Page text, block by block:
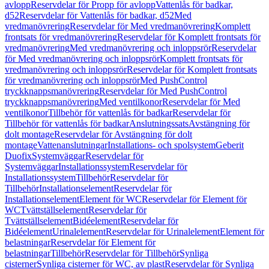
avloppReservdelar för Propp för avloppVattenlås för badkar,
d52Reservdelar för Vattenlås för badkar, d52Med
vredmanövreringReservdelar för Med vredmanövreringKomplett
frontsats för vredmanövreringReservdelar för Komplett frontsats för
vredmanövreringMed vredmanövrering och inloppsrörReservdelar
för Med vredmanövrering och inloppsrörKomplett frontsats för
vredmanövrering och inloppsrörReservdelar för Komplett frontsats
för vredmanövrering och inloppsrörMed PushControl
tryckknappsmanövreringReservdelar för Med PushControl
tryckknappsmanövreringMed ventilkonorReservdelar för Med
ventilkonorTillbehör för vattenlås för badkarReservdelar för
Tillbehör för vattenlås för badkarAnslutningssatsAvstängning för
dolt montageReservdelar för Avstängning för dolt
montageVattenanslutningarInstallations- och spolsystemGeberit
DuofixSystemväggarReservdelar för
SystemväggarInstallationssystemReservdelar för
InstallationssystemTillbehörReservdelar för
TillbehörInstallationselementReservdelar för
InstallationselementElement för WCReservdelar för Element för
WCTvättställselementReservdelar för
TvättställselementBidéelementReservdelar för
BidéelementUrinalelementReservdelar för UrinalelementElement för
belastningarReservdelar för Element för
belastningarTillbehörReservdelar för TillbehörSynliga
cisternerSynliga cisterner för WC, av plastReservdelar för Synliga